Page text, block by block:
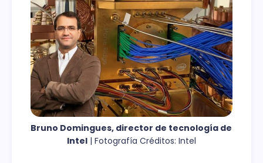
Bruno Domingues, director de tecnología de
Intel | Fotografía Créditos: Intel